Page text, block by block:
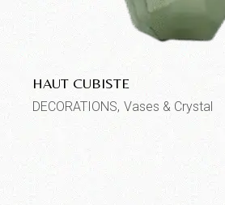
HAUT CUBISTE
DECORATIONS Vases & Crystal